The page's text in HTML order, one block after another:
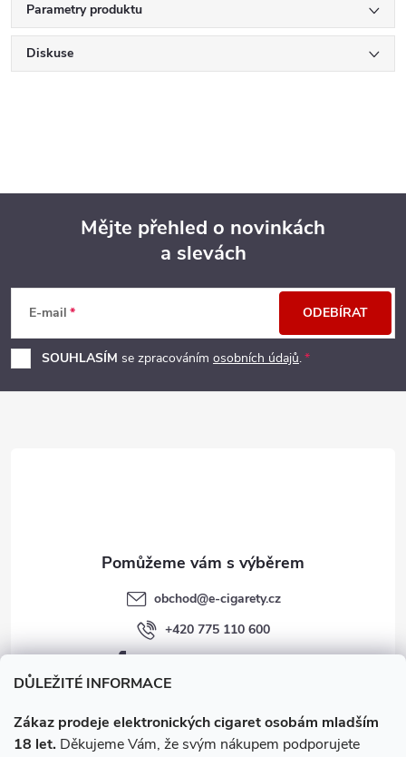
DŮLEŽITÉ INFORMACE
Zákaz prodeje elektronických cigaret osobám mladším
18 let. Děkujeme Vám, že svým nákupem podporujete
Parametry produktu
Diskuse
p
a
Mějte přehled o novinkách
a slevách
E-mail
SOUHLASÍM se zpracováním osobních údajů.
ODEBÍRAT
obchod@e-cigarety.cz
+420 775 110 600
facebook.com/e-cigarety.cz